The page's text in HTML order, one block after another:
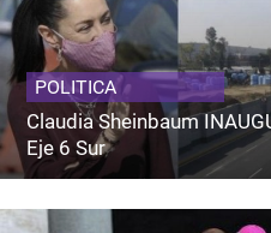
POLITICA
Claudia Sheinbaum
Eje 6 Sur